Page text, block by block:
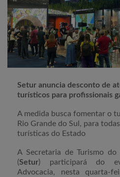
Setur anuncia desconto de
turísticos para profissionais
A medida busca fomentar o
Rio Grande do Sul, para
turísticas do Estado
A Secretaria de Turismo do
(Setur) participará do
Advocacia, nesta quarta-